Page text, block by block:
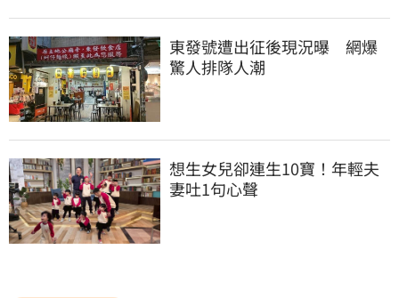
東發號遭出征後現況曝　網爆
驚人排隊人潮
想生女兒卻連生10寶！年輕夫
妻吐1句心聲